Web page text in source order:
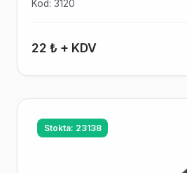
Kod: 3120
22 ₺ + KDV
Stokta: 23138